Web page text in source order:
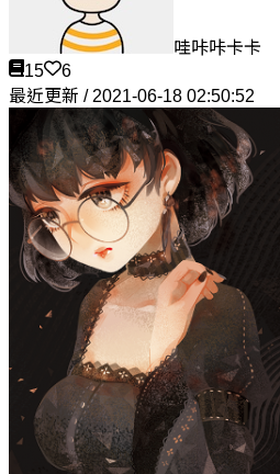
哇咔咔卡卡
15
6
最近更新 / 2021-06-18 02:50:52